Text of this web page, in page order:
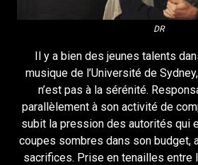
DR
Il y a bien des jeunes talents
musique de l’Université de
n’est pas à la sérénité.
parallèlement à son activité de
subit la pression des autorités qui
coupes sombres dans son budget,
sacrifices. Prise en tenailles entre